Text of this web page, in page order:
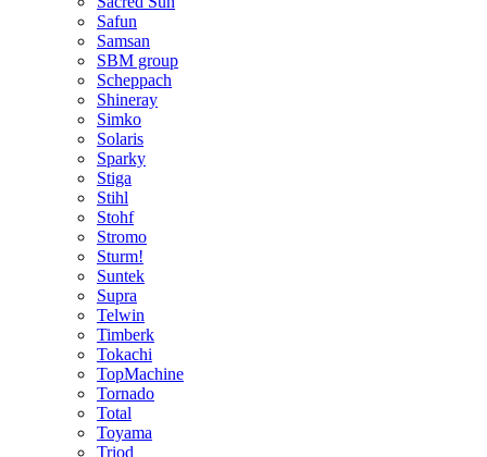
Safun
Samsan
SBM group
Scheppach
Shineray
Simko
Solaris
Sparky
Stiga
Stihl
Stohf
Stromo
Sturm!
Suntek
Supra
Telwin
Timberk
Tokachi
TopMachine
Tornado
Total
Toyama
Triod